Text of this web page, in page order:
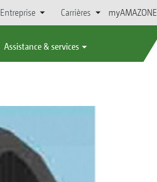
Entreprise Carrières myAMAZONE
Assistance & services